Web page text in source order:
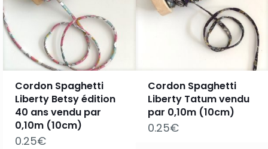
Cordon Spaghetti
Liberty Betsy édition
40 ans vendu par
0,10m (10cm)
0.25€
Cordon Spaghetti
Liberty Tatum vendu
par 0,10m (10cm)
0.25€